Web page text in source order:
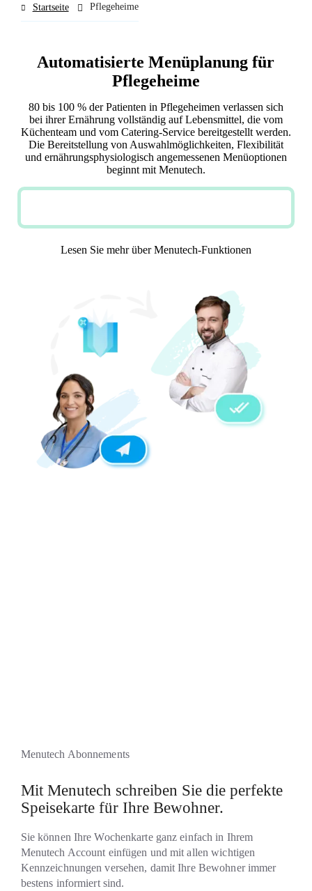
Startseite Pflegeheime
Automatisierte Menüplanung für
Pflegeheime
80 bis 100 % der Patienten in Pflegeheimen verlassen sich
bei ihrer Ernährung vollständig auf Lebensmittel, die vom
Küchenteam und vom Catering-Service bereitgestellt werden.
Die Bereitstellung von Auswahlmöglichkeiten, Flexibilität
und ernährungsphysiologisch angemessenen Menüoptionen
beginnt mit Menutech.
Lesen Sie mehr über Menutech-Funktionen
Menutech Abonnements
Mit Menutech schreiben Sie die perfekte
Speisekarte für Ihre Bewohner.
Sie können Ihre Wochenkarte ganz einfach in Ihrem
Menutech Account einfügen und mit allen wichtigen
Kennzeichnungen versehen, damit Ihre Bewohner immer
bestens informiert sind.